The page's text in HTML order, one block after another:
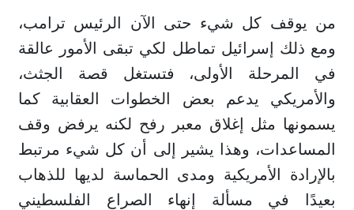
من يوقف كل شيء حتى الآن الرئيس ترامب،
ومع ذلك إسرائيل تماطل لكي تبقى الأمور عالقة
في المرحلة الأولى، فتستغل قصة الجثث،
والأمريكي يدعم بعض الخطوات العقابية كما
يسمونها مثل إغلاق معبر رفح لكنه يرفض وقف
المساعدات، وهذا يشير إلى أن كل شيء مرتبط
بالإرادة الأمريكية ومدى الحماسة لديها للذهاب
بعيدًا في مسألة إنهاء الصراع الفلسطيني